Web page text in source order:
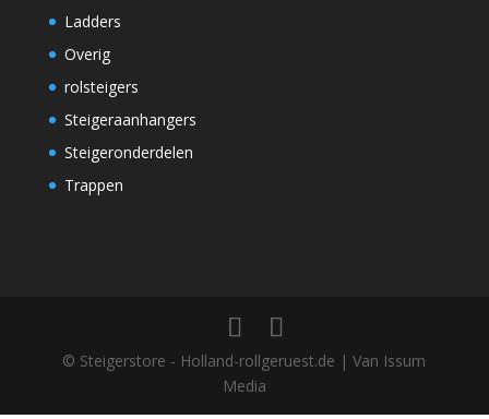
Ladders
Overig
rolsteigers
Steigeraanhangers
Steigeronderdelen
Trappen
© Steigerstore - Holland-rollgeruest.de | Van Issum
Media